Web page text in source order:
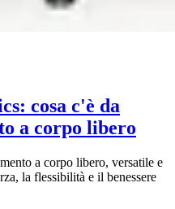
cosa c'è da
a corpo libero
a corpo libero, versatile e
la flessibilità e il benessere